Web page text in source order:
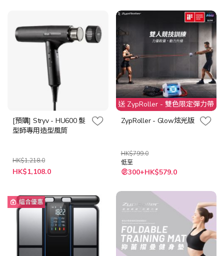
格
[預購] Stryv - HU600 髮
型師專用造型風筒
HK$1,218.0
特
殊
HK$1,108.0
送 ZypRoller - 雙色限定彈力帶
ZypRoller - Glow炫光版
HK$799.0
低至
300+HK$579.0
組合優惠